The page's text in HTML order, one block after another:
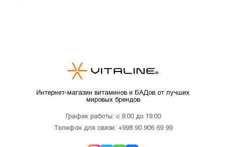
Интернет-магазин витаминов и БАДов от лучших
мировых брендов
График работы: с 9:00 до 19:00
Телефон для связи: +998 90 906 69 99